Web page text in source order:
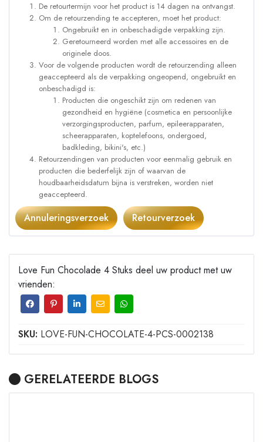
De retourtermijn voor het product is 14 dagen na ontvangst.
Om de retourzending te accepteren, moet het product:
Ongebruikt en in onbeschadigde verpakking zijn.
Geretourneerd worden met alle accessoires en de
originele doos.
Voor de volgende producten wordt de retourzending alleen
geaccepteerd als de verpakking ongeopend, ongebruikt en
onbeschadigd is:
Producten die ongeschikt zijn om redenen van
gezondheid en hygiëne (cosmetica en persoonlijke
verzorgingsproducten, parfum, epileerapparaten,
scheerapparaten, koptelefoons, ondergoed,
badkleding, bikini's, etc.)
Retourzendingen van producten voor eenmalig gebruik en
producten die bederfelijk zijn of waarvan de
houdbaarheidsdatum bijna is verstreken, worden niet
geaccepteerd.
Annuleringsverzoek Retourverzoek
Love Fun Chocolade 4 Stuks deel uw product met uw
vrienden:
SKU: LOVE-FUN-CHOCOLATE-4-PCS-0002138
GERELATEERDE BLOGS